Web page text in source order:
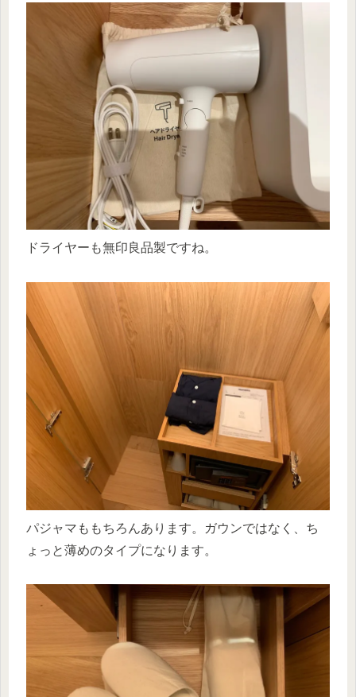
ドライヤーも無印良品製ですね。
パジャマももちろんあります。ガウンではなく、ち
ょっと薄めのタイプになります。